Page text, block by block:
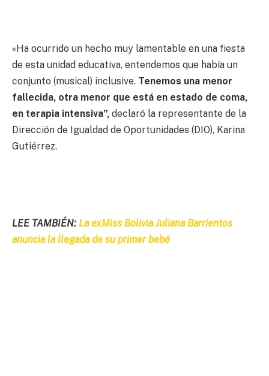
«Ha ocurrido un hecho muy lamentable en una fiesta
de esta unidad educativa, entendemos que había un
conjunto (musical) inclusive. Tenemos una menor
fallecida, otra menor que está en estado de coma,
en terapia intensiva”, declaró la representante de la
Dirección de Igualdad de Oportunidades (DIO), Karina
Gutiérrez.
LEE TAMBIÉN: La exMiss Bolivia Juliana Barrientos
anuncia la llegada de su primer bebé